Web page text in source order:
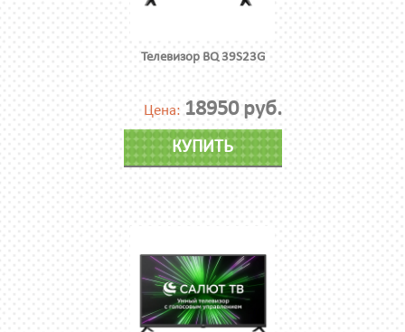
Телевизор BQ 39S23G
Цена: 18950 руб.
КУПИТЬ